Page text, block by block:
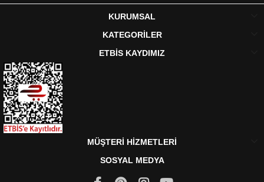
KURUMSAL
KATEGORİLER
ETBİS KAYDIMIZ
MÜŞTERİ HİZMETLERİ
SOSYAL MEDYA